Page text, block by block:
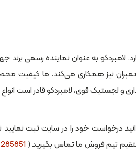
نیز همکاری می‌کند. ما کیفیت
لجستیک قوی، لامبردکو قادر است
درخواست خود را در سایت ثبت نمایید
تیم فروش ما تماس بگیرید (